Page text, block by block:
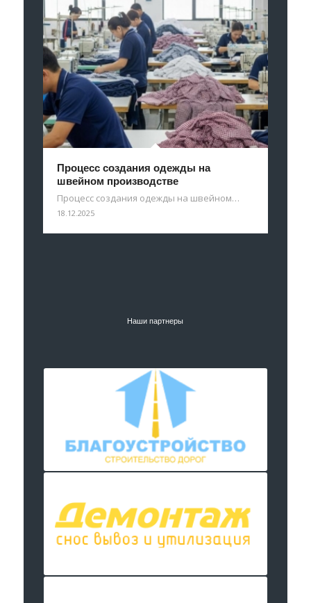
Процесс создания одежды на
швейном производстве
Процесс создания одежды на швейном…
18.12.2025
Наши партнеры